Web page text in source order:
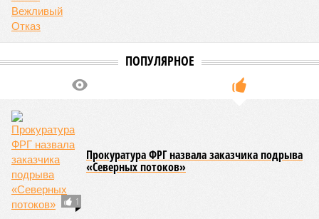
ПОПУЛЯРНОЕ
1
Прокуратура ФРГ назвала заказчика подрыва
«Северных потоков»